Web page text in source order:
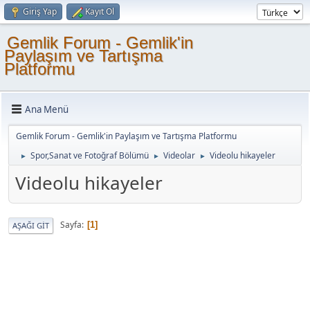
Giriş Yap Kayıt Ol
Gemlik Forum - Gemlik'in
Paylaşım ve Tartışma
Platformu
Ana Menü
Gemlik Forum - Gemlik'in Paylaşım ve Tartışma Platformu
► Spor,Sanat ve Fotoğraf Bölümü ► Videolar ► Videolu hikayeler
Videolu hikayeler
AŞAĞI GIT Sayfa 1